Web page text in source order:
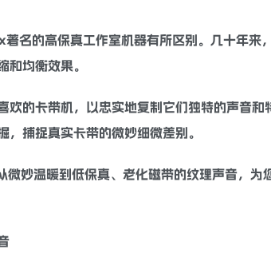
名的高保真工作室机器有所区别。几十年来
和均衡效果。
欢的卡带机，以忠实地复制它们独特的声音
捕捉真实卡带的微妙细微差别。
微妙温暖到低保真、老化磁带的纹理声音，为